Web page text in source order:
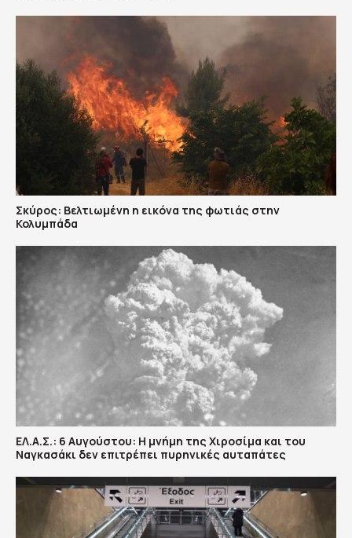
Σκύρος: Βελτιωμένη η εικόνα της φωτιάς στην
Κολυμπάδα
ΕΛ.Α.Σ.: 6 Αυγούστου: Η μνήμη της Χιροσίμα και του
Ναγκασάκι δεν επιτρέπει πυρηνικές αυταπάτες